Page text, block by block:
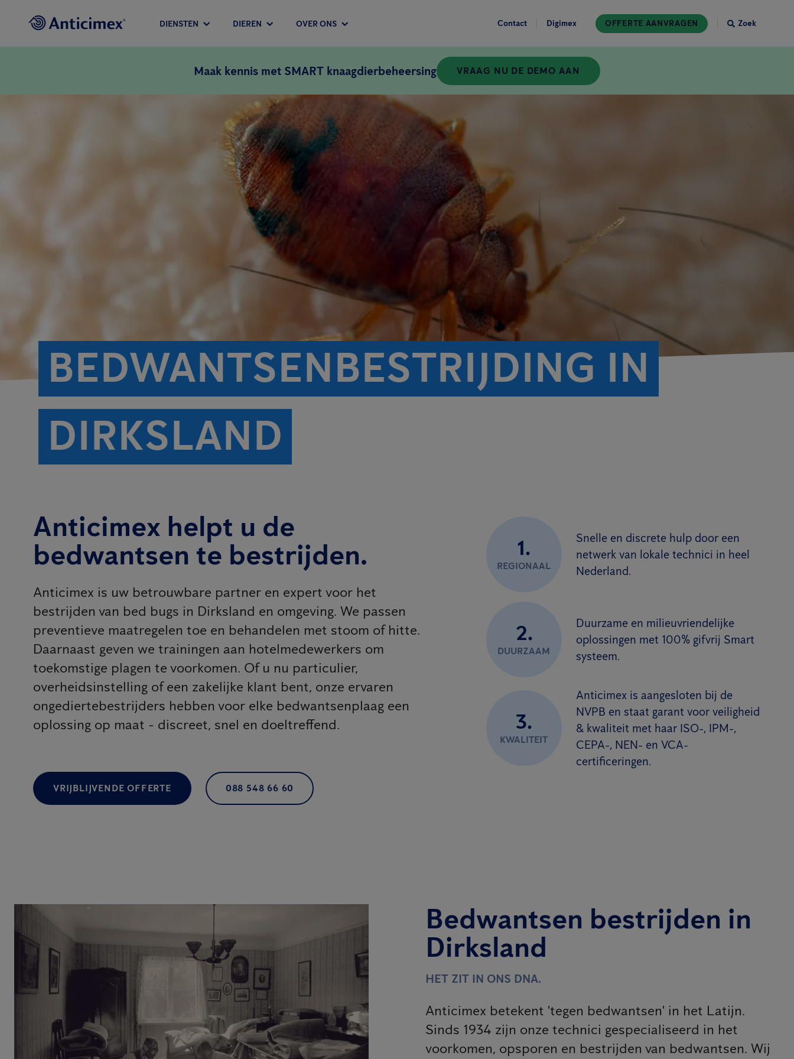
DIENSTEN DIEREN OVER ONS Contact Digimex OFFERTE AANVRAGEN Zoek
Maak kennis met SMART knaagdierbeheersing VRAAG NU DE DEMO AAN
BEDWANTSENBESTRIJDING IN
DIRKSLAND
Anticimex helpt u de
bedwantsen te bestrijden.
Anticimex is uw betrouwbare partner en expert voor het
bestrijden van bed bugs in Dirksland en omgeving. We passen
preventieve maatregelen toe en behandelen met stoom of hitte.
Daarnaast geven we trainingen aan hotelmedewerkers om
toekomstige plagen te voorkomen. Of u nu particulier,
overheidsinstelling of een zakelijke klant bent, onze ervaren
ongediertebestrijders hebben voor elke bedwantsenplaag een
oplossing op maat - discreet, snel en doeltreffend.
VRIJBLIJVENDE OFFERTE 088 548 66 60
1.
REGIONAAL
Snelle en discrete hulp door een
netwerk van lokale technici in heel
Nederland.
2.
DUURZAAM
Duurzame en milieuvriendelijke
oplossingen met 100% gifvrij Smart
systeem.
3.
KWALITEIT
Anticimex is aangesloten bij de
NVPB en staat garant voor veiligheid
& kwaliteit met haar ISO-, IPM-,
CEPA-, NEN- en VCA-
certificeringen.
Bedwantsen bestrijden in
Dirksland
HET ZIT IN ONS DNA.
Anticimex betekent 'tegen bedwantsen' in het Latijn.
Sinds 1934 zijn onze technici gespecialiseerd in het
voorkomen, opsporen en bestrijden van bedwantsen. Wij